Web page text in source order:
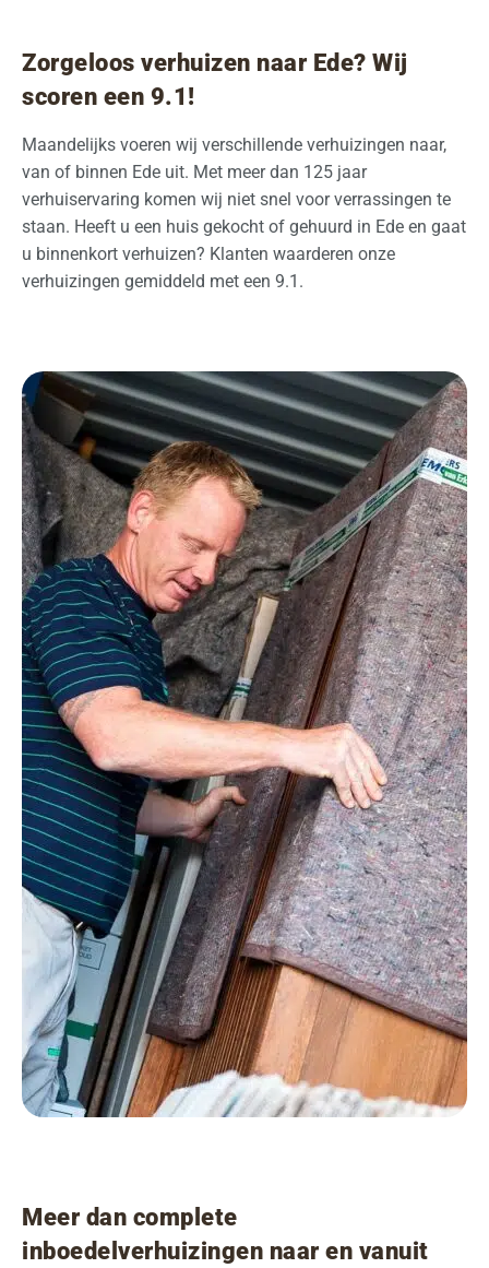
Zorgeloos verhuizen naar Ede? Wij
scoren een 9.1!
Maandelijks voeren wij verschillende verhuizingen naar,
van of binnen Ede uit. Met meer dan 125 jaar
verhuiservaring komen wij niet snel voor verrassingen te
staan. Heeft u een huis gekocht of gehuurd in Ede en gaat
u binnenkort verhuizen? Klanten waarderen onze
verhuizingen gemiddeld met een 9.1.
Meer dan complete
inboedelverhuizingen naar en vanuit